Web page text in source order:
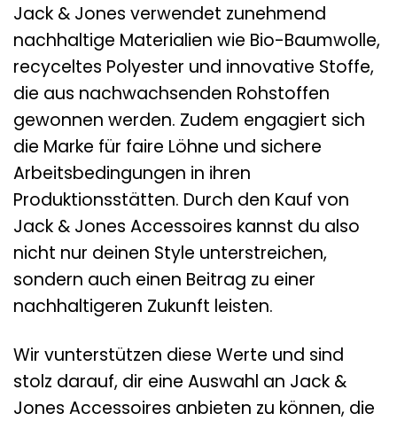
Jack & Jones verwendet zunehmend
nachhaltige Materialien wie Bio-Baumwolle,
recyceltes Polyester und innovative Stoffe,
die aus nachwachsenden Rohstoffen
gewonnen werden. Zudem engagiert sich
die Marke für faire Löhne und sichere
Arbeitsbedingungen in ihren
Produktionsstätten. Durch den Kauf von
Jack & Jones Accessoires kannst du also
nicht nur deinen Style unterstreichen,
sondern auch einen Beitrag zu einer
nachhaltigeren Zukunft leisten.
Wir vunterstützen diese Werte und sind
stolz darauf, dir eine Auswahl an Jack &
Jones Accessoires anbieten zu können, die